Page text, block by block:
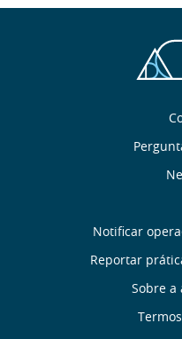
Notificar
Reportar
Sobre a